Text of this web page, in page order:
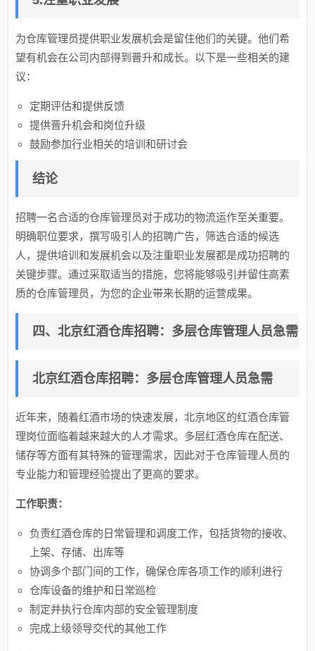
为仓库管理员提供职业发展机会是留住他们的关键。他们希
望有机会在公司内部得到晋升和成长。以下是一些相关的建
议：
定期评估和提供反馈
提供晋升机会和岗位升级
鼓励参加行业相关的培训和研讨会
结论
招聘一名合适的仓库管理员对于成功的物流运作至关重要。
明确职位要求，撰写吸引人的招聘广告，筛选合适的候选
人，提供培训和发展机会以及注重职业发展都是成功招聘的
关键步骤。通过采取适当的措施，您将能够吸引并留住高素
质的仓库管理员，为您的企业带来长期的运营成果。
四、北京红酒仓库招聘：多层仓库管理人员急需
北京红酒仓库招聘：多层仓库管理人员急需
近年来，随着红酒市场的快速发展，北京地区的红酒仓库管
理岗位面临着越来越大的人才需求。多层红酒仓库在配送、
储存等方面有其特殊的管理需求，因此对于仓库管理人员的
专业能力和管理经验提出了更高的要求。
工作职责：
负责红酒仓库的日常管理和调度工作，包括货物的接收、
上架、存储、出库等
协调多个部门间的工作，确保仓库各项工作的顺利进行
仓库设备的维护和日常巡检
制定并执行仓库内部的安全管理制度
完成上级领导交代的其他工作